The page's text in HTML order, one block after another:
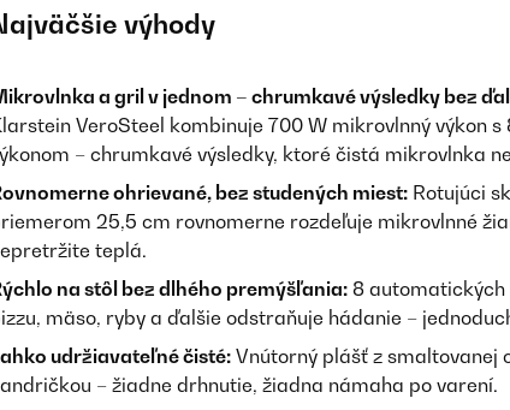
výhody
a gril v jednom – chrumkavé výsledky bez
VeroSteel kombinuje 700 W mikrovlnný výkon
– chrumkavé výsledky, ktoré čistá mikrovlnka
ohrievané, bez studených miest: Rotujúci
25,5 cm rovnomerne rozdeľuje mikrovlnné
teplá.
na stôl bez dlhého premýšľania: 8 automatických
mäso, ryby a ďalšie odstraňuje hádanie –
udržiavateľné čisté: Vnútorný plášť z smaltovanej
– žiadne drhnutie, žiadna námaha po varení.